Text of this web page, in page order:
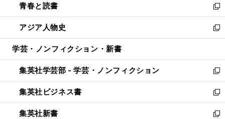
で
開
く
ド
ウ
で
開
ィ
ン
ド
ウ
開
く
い
ウ
ィ
ン
ウ
で
開
く
青春と読書
新
し
い
ウ
ン
ド
ウ
で
開
く
アジア人物史
新
し
ウ
ィ
ン
ド
ウ
で
学芸・ノンフィクション・新書
集英社学芸部 - 学芸・ノンフィクション
新
し
い
ウ
ィ
集英社ビジネス書
新
し
い
集英社新書
新